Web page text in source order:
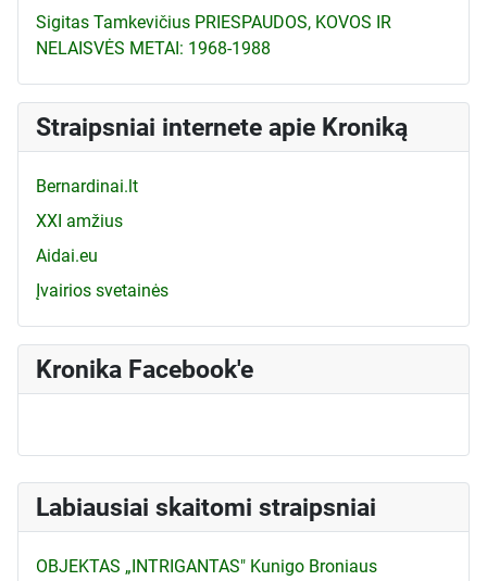
Sigitas Tamkevičius PRIESPAUDOS, KOVOS IR
NELAISVĖS METAI: 1968-1988
Straipsniai internete apie Kroniką
Bernardinai.lt
XXI amžius
Aidai.eu
Įvairios svetainės
Kronika Facebook'e
Labiausiai skaitomi straipsniai
OBJEKTAS „INTRIGANTAS" Kunigo Broniaus